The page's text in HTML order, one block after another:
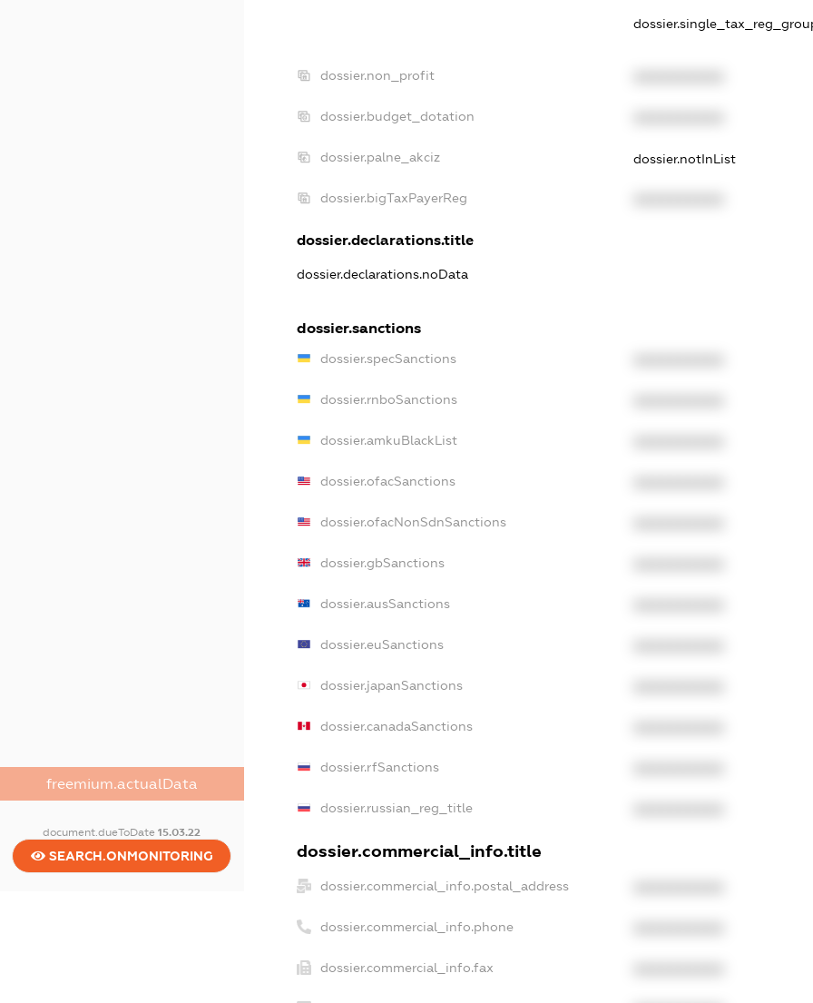
freemium.actualData
document.dueToDate15.03.22
SEARCH.ONMONITORING
dossier.non_profit
dossier.budget_dotation
dossier.palne_akciz dossier.notInList
dossier.bigTaxPayerReg
dossier.declarations.title
dossier.declarations.noData
dossier.sanctions
dossier.specSanctions
dossier.rnboSanctions
dossier.amkuBlackList
dossier.ofacSanctions
dossier.ofacNonSdnSanctions
dossier.gbSanctions
dossier.ausSanctions
dossier.euSanctions
dossier.japanSanctions
dossier.canadaSanctions
dossier.rfSanctions
dossier.russian_reg_title
dossier.commercial_info.title
dossier.commercial_info.postal_address
dossier.commercial_info.phone
dossier.commercial_info.fax